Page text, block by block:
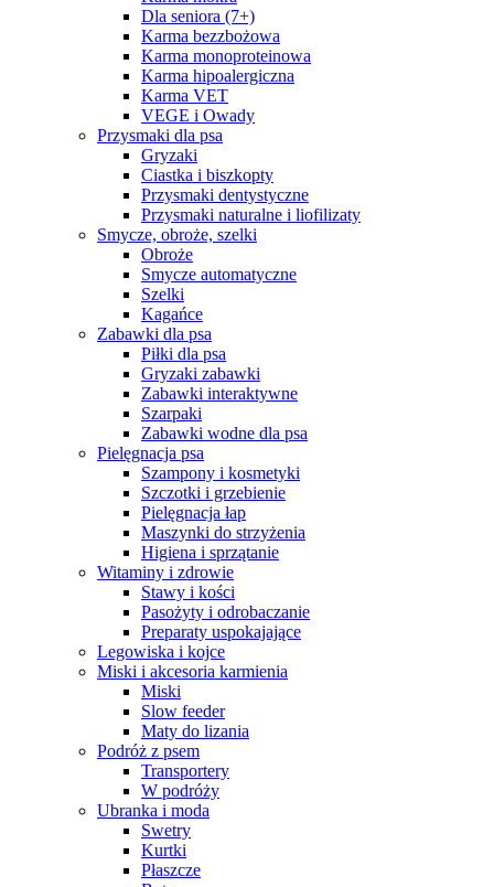
Dla seniora (7+)
Karma bezzbożowa
Karma monoproteinowa
Karma hipoalergiczna
Karma VET
VEGE i Owady
Przysmaki dla psa
Gryzaki
Ciastka i biszkopty
Przysmaki dentystyczne
Przysmaki naturalne i liofilizaty
Smycze, obroże, szelki
Obroże
Smycze automatyczne
Szelki
Kagańce
Zabawki dla psa
Piłki dla psa
Gryzaki zabawki
Zabawki interaktywne
Szarpaki
Zabawki wodne dla psa
Pielęgnacja psa
Szampony i kosmetyki
Szczotki i grzebienie
Pielęgnacja łap
Maszynki do strzyżenia
Higiena i sprzątanie
Witaminy i zdrowie
Stawy i kości
Pasożyty i odrobaczanie
Preparaty uspokajające
Legowiska i kojce
Miski i akcesoria karmienia
Miski
Slow feeder
Maty do lizania
Podróż z psem
Transportery
W podróży
Ubranka i moda
Swetry
Kurtki
Płaszcze